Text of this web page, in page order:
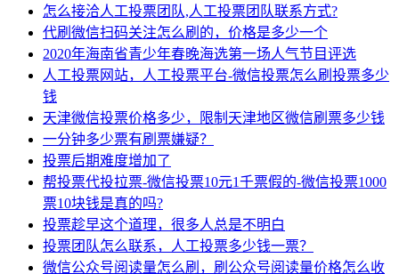
怎么接洽人工投票团队,人工投票团队联系方式?
代刷微信扫码关注怎么刷的，价格是多少一个
2020年海南省青少年春晚海选第一场人气节目评选
人工投票网站，人工投票平台-微信投票怎么刷投票多少
钱
天津微信投票价格多少，限制天津地区微信刷票多少钱
一分钟多少票有刷票嫌疑？
​投票后期难度增加了
帮投票代投拉票-微信投票10元1千票假的-微信投票1000
票10块钱是真的吗?
投票趁早这个道理，很多人总是不明白
投票团队怎么联系，人工投票多少钱一票？
微信公众号阅读量怎么刷，刷公众号阅读量价格怎么收